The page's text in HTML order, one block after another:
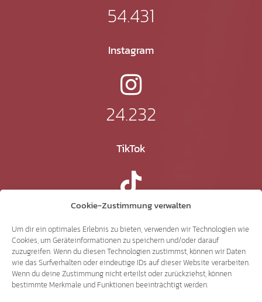
Cookie-Zustimmung verwalten
Um dir ein optimales Erlebnis zu bieten, verwenden wir Technologien wie
Cookies, um Geräteinformationen zu speichern und/oder darauf
zuzugreifen. Wenn du diesen Technologien zustimmst, können wir Daten
wie das Surfverhalten oder eindeutige IDs auf dieser Website verarbeiten.
Wenn du deine Zustimmung nicht erteilst oder zurückziehst, können
bestimmte Merkmale und Funktionen beeinträchtigt werden.
54.431
Instagram
24.232
TikTok
41.370
X